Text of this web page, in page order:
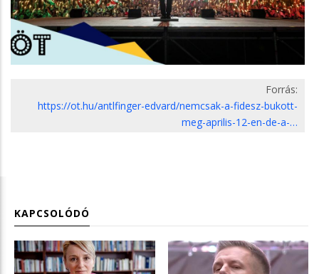
Forrás:
https://ot.hu/antlfinger-edvard/nemcsak-a-fidesz-bukott-
meg-aprilis-12-en-de-a-…
KAPCSOLÓDÓ